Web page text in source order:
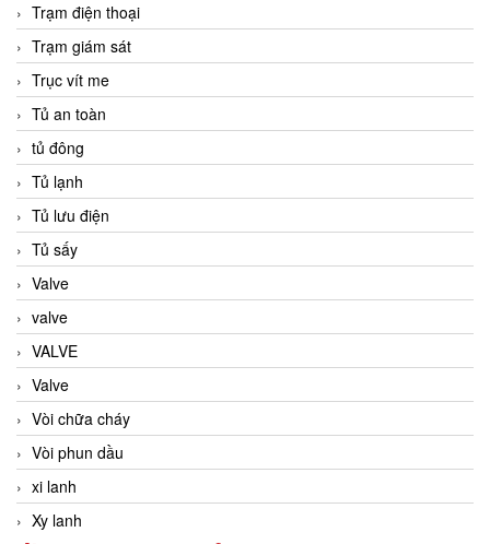
Trạm điện thoại
Trạm giám sát
Trục vít me
Tủ an toàn
tủ đông
Tủ lạnh
Tủ lưu điện
Tủ sấy
Valve
valve
VALVE
Valve
Vòi chữa cháy
Vòi phun dầu
xi lanh
Xy lanh